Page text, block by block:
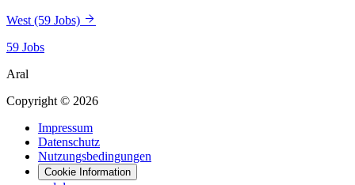
West (59 Jobs)
59 Jobs
Aral
Copyright © 2026
Impressum
Datenschutz
Nutzungsbedingungen
Cookie Information